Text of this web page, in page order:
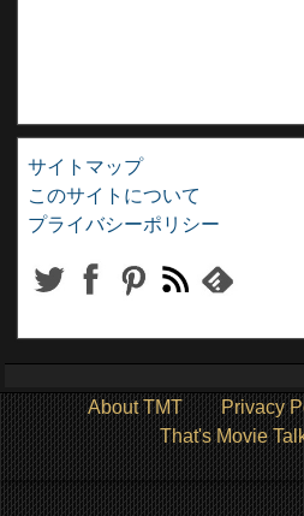
サイトマップ
このサイトについて
プライバシーポリシー
About TMT Privacy
That's Movie